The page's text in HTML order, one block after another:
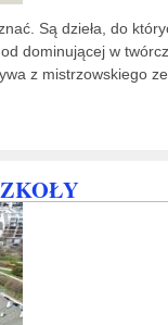
Są dzieła, do
dominującej w
z mistrzowskiego